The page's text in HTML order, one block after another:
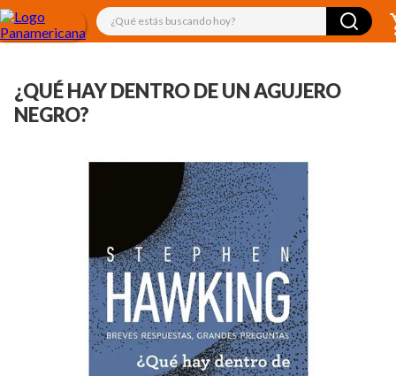
¿Qué estás buscando hoy?
¿QUÉ HAY DENTRO DE UN AGUJERO
NEGRO?